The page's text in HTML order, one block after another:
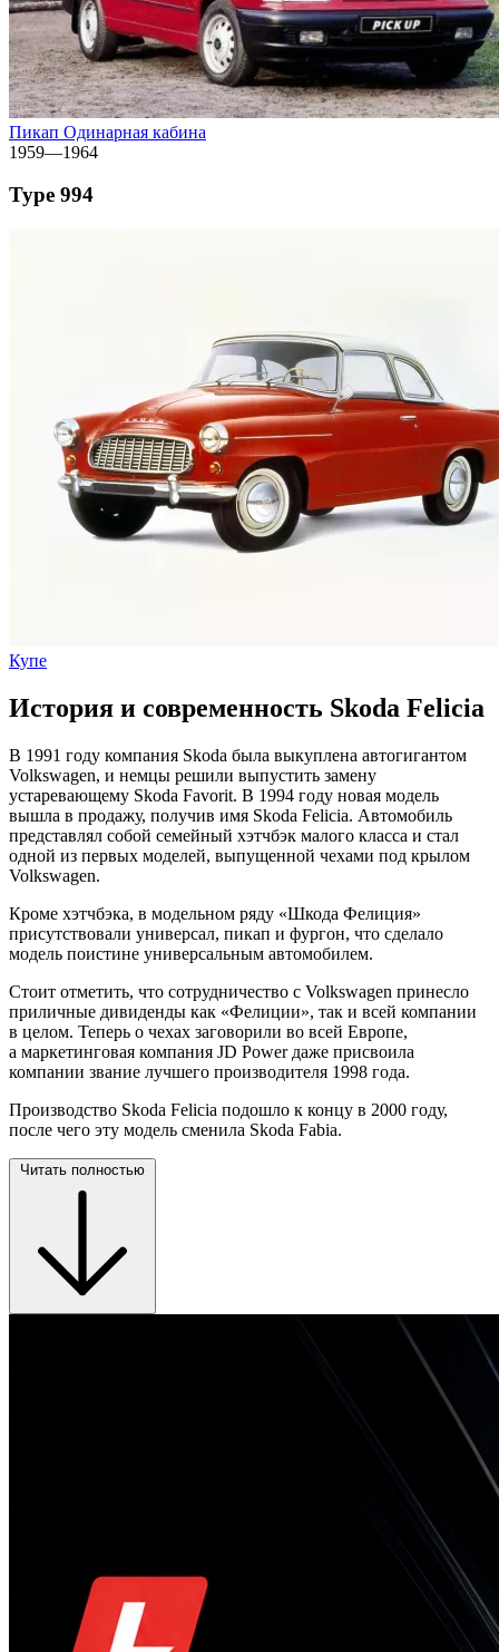
Пикап Одинарная кабина
1959—1964
Type 994
Купе
История и современность Skoda Felicia
В 1991 году компания Skoda была выкуплена автогигантом
Volkswagen, и немцы решили выпустить замену
устаревающему Skoda Favorit. В 1994 году новая модель
вышла в продажу, получив имя Skoda Felicia. Автомобиль
представлял собой семейный хэтчбэк малого класса и стал
одной из первых моделей, выпущенной чехами под крылом
Volkswagen.
Кроме хэтчбэка, в модельном ряду «Шкода Фелиция»
присутствовали универсал, пикап и фургон, что сделало
модель поистине универсальным автомобилем.
Стоит отметить, что сотрудничество с Volkswagen принесло
приличные дивиденды как «Фелиции», так и всей компании
в целом. Теперь о чехах заговорили во всей Европе,
а маркетинговая компания JD Power даже присвоила
компании звание лучшего производителя 1998 года.
Производство Skoda Felicia подошло к концу в 2000 году,
после чего эту модель сменила Skoda Fabia.
Читать полностью